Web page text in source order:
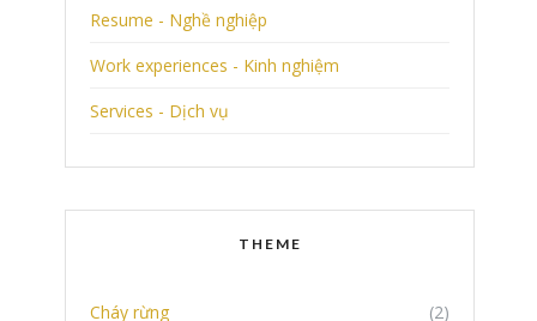
Resume - Nghề nghiệp
Work experiences - Kinh nghiệm
Services - Dịch vụ
THEME
Cháy rừng
(2)